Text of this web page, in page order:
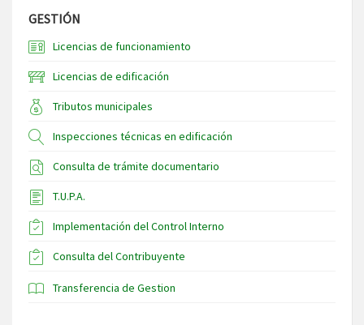
GESTIÓN
Licencias de funcionamiento
Licencias de edificación
Tributos municipales
Inspecciones técnicas en edificación
Consulta de trámite documentario
T.U.P.A.
Implementación del Control Interno
Consulta del Contribuyente
Transferencia de Gestion